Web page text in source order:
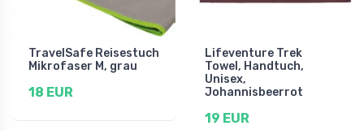
TravelSafe Reisestuch
Mikrofaser M, grau
18 EUR
Lifeventure Trek
Towel, Handtuch,
Unisex,
Johannisbeerrot
19 EUR